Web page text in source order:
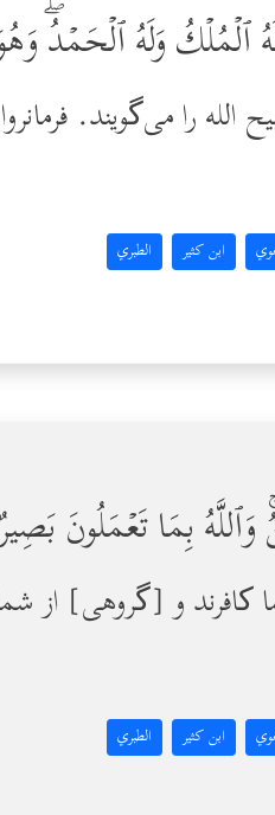
ٱلۡمُلۡكُ وَلَهُ ٱلۡحَمۡدُۖ
را می‌گویند.
ابن كثير الطبري
بِمَا تَعۡمَلُونَ
و [گروهی] از
ابن كثير الطبري